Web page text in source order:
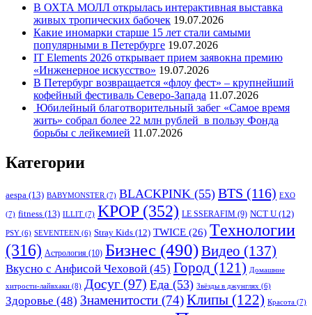
В ОХТА МОЛЛ открылась интерактивная выставка
живых тропических бабочек 19.07.2026
Какие иномарки старше 15 лет стали самыми
популярными в Петербурге 19.07.2026
IT Elements 2026 открывает прием заявокна премию
«Инженерное искусство» 19.07.2026
В Петербург возвращается «флоу фест» – крупнейший
кофейный фестиваль Северо-Запада 11.07.2026
Юбилейный благотворительный забег «Самое время
жить» собрал более 22 млн рублей в пользу Фонда
борьбы с лейкемией 11.07.2026
Категории
aespa (13) BABYMONSTER(7) BLACKPINK (55) BTS (116) EXO
(7) fitness (13) ILLIT (7) KPOP(352) LE SSERAFIM (9) NCT U (12)
PSY (6) SEVENTEEN (6) Stray Kids (12) TWICE (26) Tехнологии
(316) Астрология (10) Бизнес (490)Видео (137)
Вкусно с Анфисой Чеховой (45) Город (121) Домашние
хитрости-лайвхаки (8) Досуг (97) Еда (53) Звёзды в джунглях (6)
Здоровье (48) Знаменитости (74)Клипы (122) Красота (7)